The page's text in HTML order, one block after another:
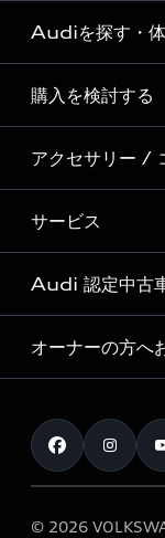
Audi ブランド
Story of Progress
Audi Sport
Formula 1®
デジタルサービス
Audiを探す・
ディーラー検索
新車在庫検索
試乗車・展示車検
見積り依頼
試乗予約
購入を検討する
モデル一覧
特別仕様モデル /
e-tronラインアッ
価格シミュレーシ
車両比較
カタログ一覧
アクセサリー /
純正アクセサリー
オンラインショップ
Audi collection
アウディナビアプ
サービス
サービス入庫予約
サービスプログラム
メンテナンス
車検 / 定期点検
e-tronアフターサ
Audi 認定中古
Audi認定中古車
クオリティ
保証
メンテナンス
オーナーの方へ
お知らせ
オーナー様向けキ
© 2026